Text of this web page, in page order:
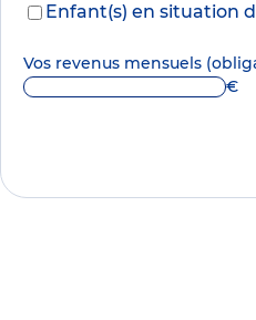
Enfant(s) en situation
Vos revenus mensuels
€